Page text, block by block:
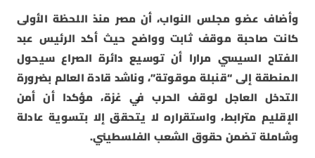
وأضاف عضو مجلس النواب، أن مصر منذ اللحظة الأولى
كانت صاحبة موقف ثابت وواضح حيث أكد الرئيس عبد
الفتاح السيسي مرارا أن توسيع دائرة الصراع سيحول
المنطقة إلى “قنبلة موقوتة”، وناشد قادة العالم بضرورة
التدخل العاجل لوقف الحرب في غزة، مؤكدا أن أمن
الإقليم مترابط، واستقراره لا يتحقق إلا بتسوية عادلة
وشاملة تضمن حقوق الشعب الفلسطيني.